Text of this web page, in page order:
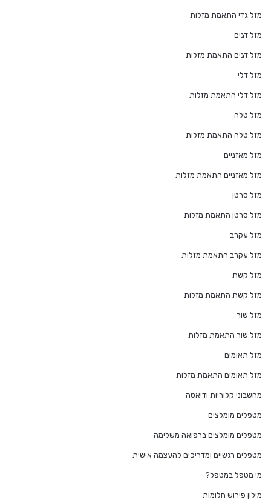
מזל גדי התאמת מזלות
מזל דגים
מזל דגים התאמת מזלות
מזל דלי
מזל דלי התאמת מזלות
מזל טלה
מזל טלה התאמת מזלות
מזל מאזניים
מזל מאזניים התאמת מזלות
מזל סרטן
מזל סרטן התאמת מזלות
מזל עקרב
מזל עקרב התאמת מזלות
מזל קשת
מזל קשת התאמת מזלות
מזל שור
מזל שור התאמת מזלות
מזל תאומים
מזל תאומים התאמת מזלות
מחשבוני קלוריות ודיאטה
מטפלים מומלצים
מטפלים מומלצים ברפואה משלימה
מטפלים רגשיים ומדריכים להעצמה אישית
מי מטפל במטפל?
מילון פירוש חלומות